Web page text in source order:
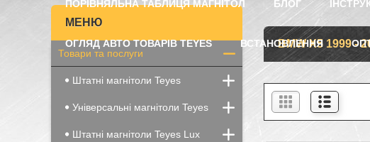
ПОРІВНЯЛЬНА ТАБЛИЦЯ МАГНІТОЛ БЛОГ
ОГЛЯД АВТО ТОВАРІВ TEYES ВСТАНОВЛЕННЯ
BMW X5 1999 -
Товари та послуги
Штатні магнітоли Teyes
Універсальні магнітоли Teyes
Штатні магнітоли Teyes Lux